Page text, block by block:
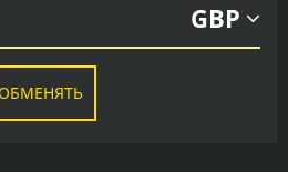
GBP
ОБМЕНЯТЬ